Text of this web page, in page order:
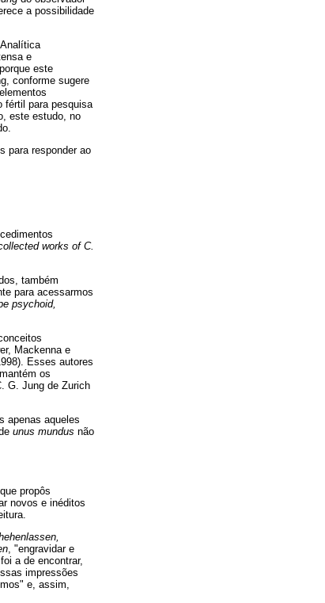
a possibilidade
e
este
conforme sugere
fértil para pesquisa
este estudo, no
para responder ao
works of C.
também
para acessarmos
psychoid,
Mackenna e
Esses autores
os
G. Jung de Zurich
apenas aqueles
unus mundus não
propôs
novos e inéditos
, "engravidar e
a de encontrar,
impressões
e, assim,